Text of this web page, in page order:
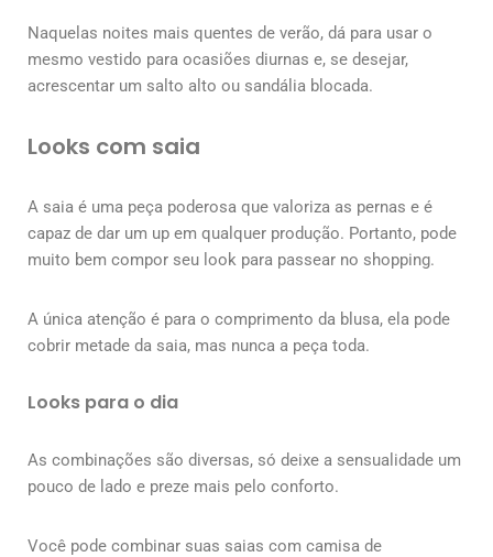
Naquelas noites mais quentes de verão, dá para usar o
mesmo vestido para ocasiões diurnas e, se desejar,
acrescentar um salto alto ou sandália blocada.
Looks com saia
A saia é uma peça poderosa que valoriza as pernas e é
capaz de dar um up em qualquer produção. Portanto, pode
muito bem compor seu look para passear no shopping.
A única atenção é para o comprimento da blusa, ela pode
cobrir metade da saia, mas nunca a peça toda.
Looks para o dia
As combinações são diversas, só deixe a sensualidade um
pouco de lado e preze mais pelo conforto.
Você pode combinar suas saias com camisa de